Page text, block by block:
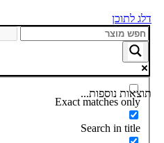
דלג לתוכן
תוצאות נוספות...
Exact matches only
Search in title